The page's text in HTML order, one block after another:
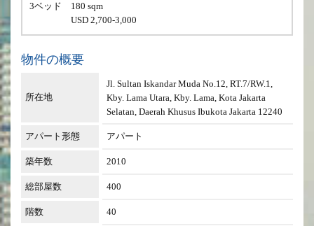
3ベッド
180 sqm
USD 2,700-3,000
物件の概要
所在地
Jl. Sultan Iskandar Muda No.12, RT.7/RW.1,
Kby. Lama Utara, Kby. Lama, Kota Jakarta
Selatan, Daerah Khusus Ibukota Jakarta 12240
アパート形態 アパート
築年数 2010
総部屋数 400
階数 40